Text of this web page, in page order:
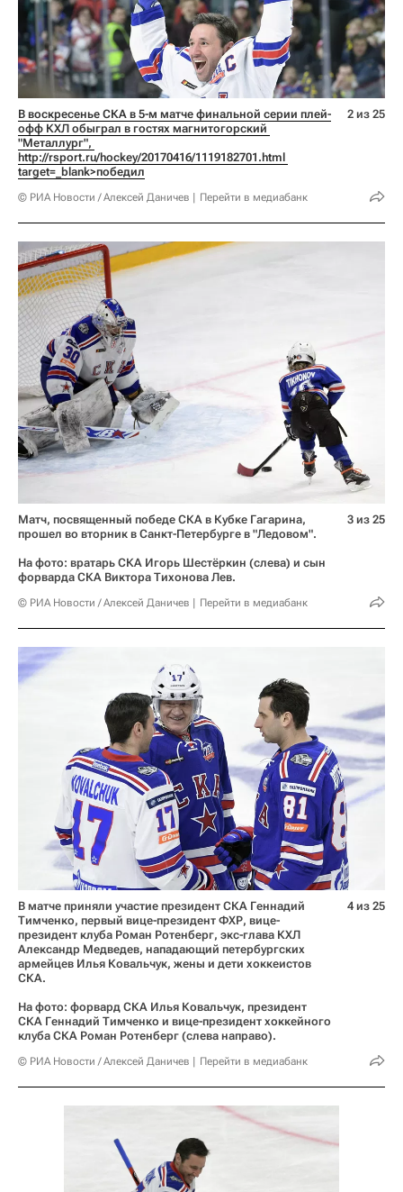
В воскресенье СКА в 5-м матче финальной серии плей-
офф КХЛ обыграл в гостях магнитогорский
http://rsport.ru/hockey/20170416/1119182701.html
target=_blank>победил
© РИА Новости / Алексей Даничев Перейти в медиабанк
2 из 25
Матч, посвященный победе СКА в Кубке Гагарина,
прошел во вторник в Санкт-Петербурге в "Ледовом".
На фото: вратарь СКА Игорь Шестёркин (слева) и сын
форварда СКА Виктора Тихонова Лев.
© РИА Новости / Алексей Даничев Перейти в медиабанк
3 из 25
В матче приняли участие президент СКА Геннадий
Тимченко, первый вице-президент ФХР, вице-
президент клуба Роман Ротенберг, экс-глава КХЛ
Александр Медведев, нападающий петербургских
армейцев Илья Ковальчук, жены и дети хоккеистов
СКА.
На фото: форвард СКА Илья Ковальчук, президент
СКА Геннадий Тимченко и вице-президент хоккейного
клуба СКА Роман Ротенберг (слева направо).
© РИА Новости / Алексей Даничев Перейти в медиабанк
4 из 25